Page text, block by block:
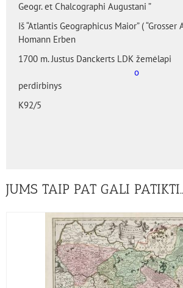
Geogr. et Chalcographi Augustani ”
Iš “Atlantis Geographicus Maior” ( “Grosser
Homann Erben
1700 m. Justus Danckerts LDK žemėlapi
o
perdirbinys
K92/5
JUMS TAIP PAT GALI